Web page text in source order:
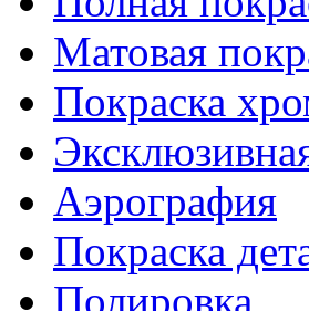
Матовая
Покраска
Аэрография
Покраска
Полировка